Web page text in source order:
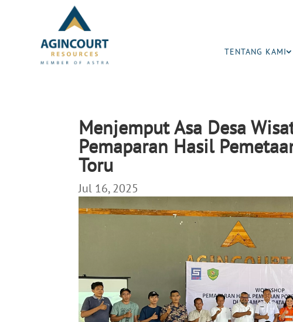
TENTANG KAMI
Menjemput Asa Desa
Pemaparan Hasil
Toru
Jul 16, 2025